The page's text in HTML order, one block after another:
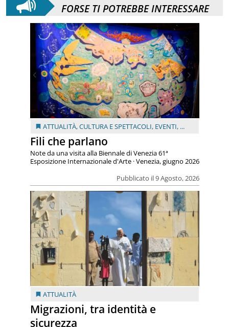
FORSE TI POTREBBE INTERESSARE
ATTUALITÀ,CULTURA E SPETTACOLI, EVENTI, ...
Fili che parlano
Pubblicato il 9 Agosto, 2026
Note da una visita alla Biennale di Venezia 61ª
Esposizione Internazionale d'Arte · Venezia, giugno 2026
ATTUALITÀ
Migrazioni, tra identità e
sicurezza